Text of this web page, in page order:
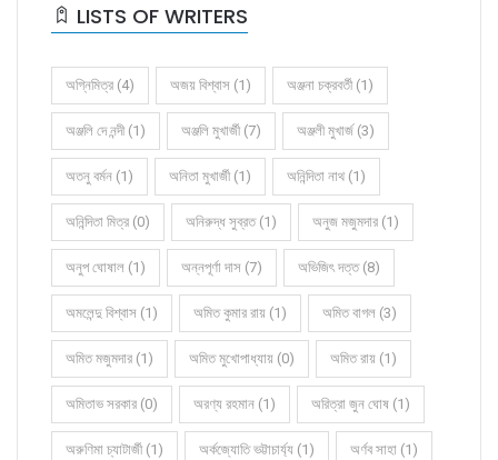
LISTS OF WRITERS
অগ্নিমিত্র (4) অজয় বিশ্বাস (1) অঞ্জনা চক্রবর্তী (1)
অঞ্জলি দে নন্দী (1) অঞ্জলি মুখার্জী (7) অঞ্জলী মুখার্জ (3)
অতনু বর্মন (1) অনিতা মুখার্জী (1) অনিন্দিতা নাথ (1)
অনিন্দিতা মিত্র (0) অনিরুদ্ধ সুব্রত (1) অনুজ মজুমদার (1)
অনুপ ঘোষাল (1) অন্নপূর্ণা দাস (7) অভিজিৎ দত্ত (8)
অমলেন্দু বিশ্বাস (1) অমিত কুমার রায় (1) অমিত বাগল (3)
অমিত মজুমদার (1) অমিত মুখোপাধ্যায় (0) অমিত রায় (1)
অমিতাভ সরকার (0) অরণ্য রহমান (1) অরিত্রা জুন ঘোষ (1)
অরুণিমা চ্যাটার্জী (1) অর্কজ্যোতি ভট্টাচার্য্য (1) অর্ণব সাহা (1)